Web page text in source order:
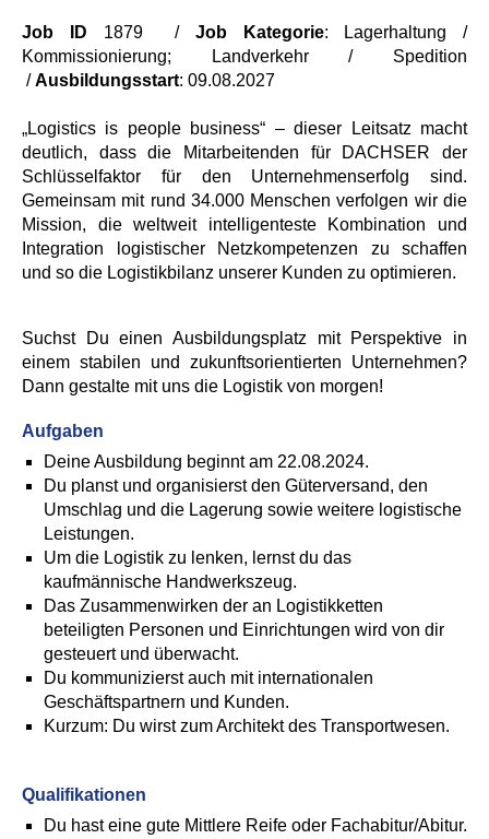
Job ID 1879 / Job Kategorie: Lagerhaltung /
Kommissionierung; Landverkehr / Spedition
/Ausbildungsstart: 09.08.2027
„Logistics is people business“ – dieser Leitsatz macht
deutlich, dass die Mitarbeitenden für DACHSER der
Schlüsselfaktor für den Unternehmenserfolg sind.
Gemeinsam mit rund 34.000 Menschen verfolgen wir die
Mission, die weltweit intelligenteste Kombination und
Integration logistischer Netzkompetenzen zu schaffen
und so die Logistikbilanz unserer Kunden zu optimieren.
Suchst Du einen Ausbildungsplatz mit Perspektive in
einem stabilen und zukunftsorientierten Unternehmen?
Dann gestalte mit uns die Logistik von morgen!
Aufgaben
Deine Ausbildung beginnt am 22.08.2024.
Du planst und organisierst den Güterversand, den
Umschlag und die Lagerung sowie weitere logistische
Leistungen.
Um die Logistik zu lenken, lernst du das
kaufmännische Handwerkszeug.
Das Zusammenwirken der an Logistikketten
beteiligten Personen und Einrichtungen wird von dir
gesteuert und überwacht.
Du kommunizierst auch mit internationalen
Geschäftspartnern und Kunden.
Kurzum: Du wirst zum Architekt des Transportwesen.
Qualifikationen
Du hast eine gute Mittlere Reife oder Fachabitur/Abitur.